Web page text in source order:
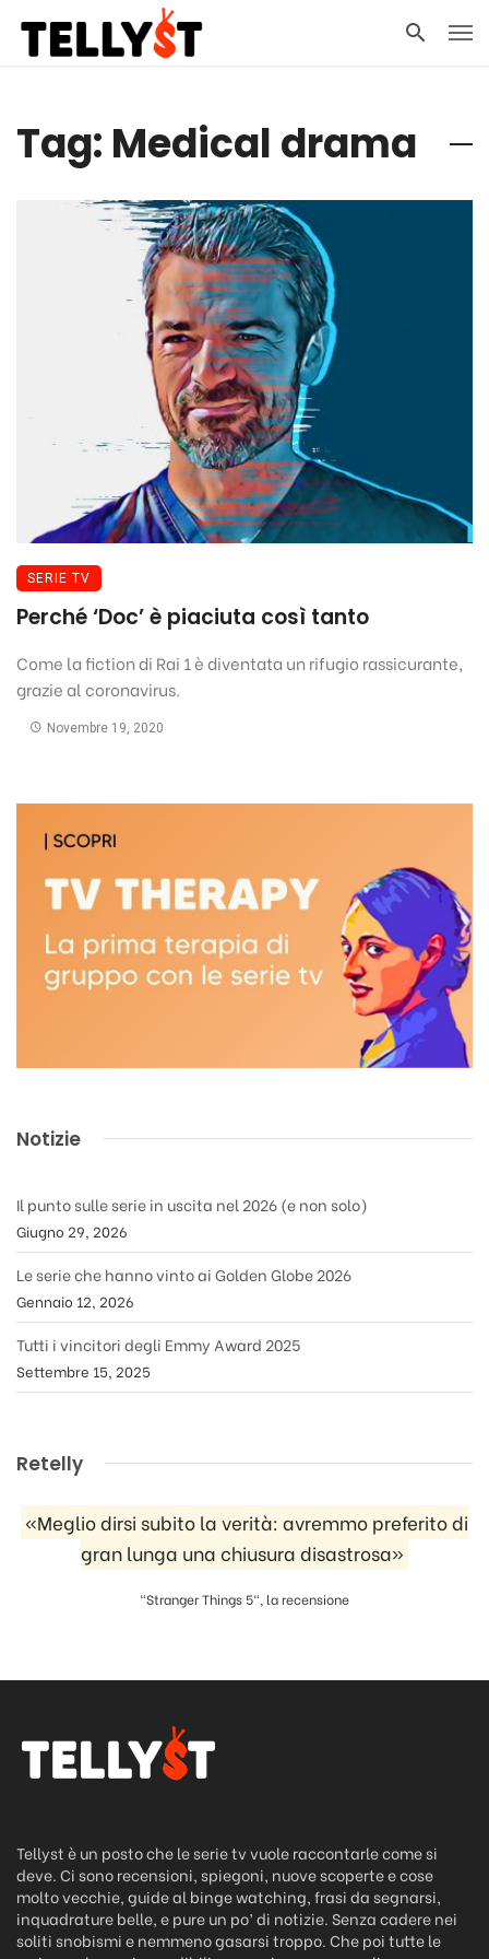
Tag: Medical drama
SERIE TV
Perché ‘Doc’ è piaciuta così tanto
Come la fiction di Rai 1 è diventata un rifugio rassicurante,
grazie al coronavirus.
Novembre 19, 2020
Notizie
Il punto sulle serie in uscita nel 2026 (e non solo)
Giugno 29, 2026
Le serie che hanno vinto ai Golden Globe 2026
Gennaio 12, 2026
Tutti i vincitori degli Emmy Award 2025
Settembre 15, 2025
Retelly
«Meglio dirsi subito la verità: avremmo preferito di
gran lunga una chiusura disastrosa»
"Stranger Things 5", la recensione
Tellyst è un posto che le serie tv vuole raccontarle come si
deve. Ci sono recensioni, spiegoni, nuove scoperte e cose
molto vecchie, guide al binge watching, frasi da segnarsi,
inquadrature belle, e pure un po’ di notizie. Senza cadere nei
soliti snobismi e nemmeno gasarsi troppo. Che poi tutte le